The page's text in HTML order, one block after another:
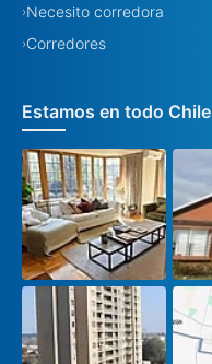
›Necesito corredora
›Corredores
Estamos en todo Chile